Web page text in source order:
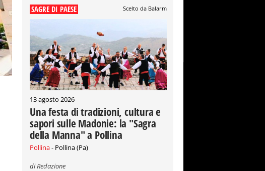
SAGRE DI PAESE Scelto da Balarm
13 agosto 2026
Una festa di tradizioni, cultura e
sapori sulle Madonie: la "Sagra
della Manna" a Pollina
Pollina- Pollina (Pa)
diRedazione